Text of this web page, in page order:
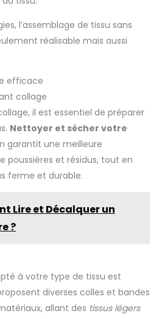
l’assemblage de tissu sans
réalisable mais aussi
efficace
collage
il est essentiel de préparer
Nettoyer et sécher votre
garantit une meilleure
poussières et résidus, tout en
ferme et durable.
Lire et Décalquer un
?
à votre type de tissu est
diverses colles et bandes
allant des tissus légers